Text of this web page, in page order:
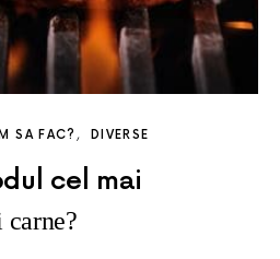
SA FAC? DIVERSE
cel mai
carne?